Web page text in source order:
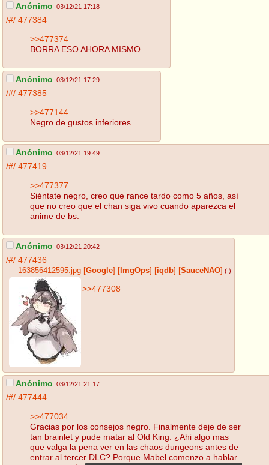
Anónimo 03/12/21 17:18
/#/ 477384
>>477374
BORRA ESO AHORA MISMO.
Anónimo 03/12/21 17:29
/#/ 477385
>>477144
Negro de gustos inferiores.
Anónimo 03/12/21 19:49
/#/ 477419
>>477377
Siéntate negro, creo que rance tardo como 5 años, así
que no creo que el chan siga vivo cuando aparezca el
anime de bs.
Anónimo 03/12/21 20:42
/#/ 477436
163856412595.jpg Google ImgOps iqdb SauceNAO ( )
>>477308
Anónimo 03/12/21 21:17
/#/ 477444
>>477034
Gracias por los consejos negro. Finalmente deje de ser
tan brainlet y pude matar al Old King. ¿Ahi algo mas
que valga la pena ver en las chaos dungeons antes de
entrar al tercer DLC? Porque Mabel comenzo a hablar